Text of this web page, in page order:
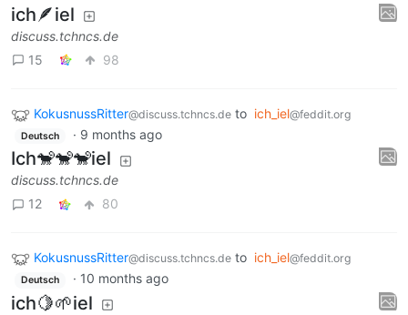
ich🪶iel
discuss.tchncs.de
15
98
KokusnussRitter@discuss.tchncs.de to ich_iel@feddit.org
Deutsch · 9 months ago
Ich🐒🐒🐒iel
discuss.tchncs.de
12
80
KokusnussRitter@discuss.tchncs.de to ich_iel@feddit.org
Deutsch · 10 months ago
ich🍋🌱iel